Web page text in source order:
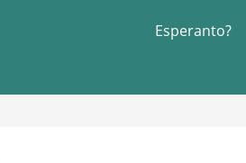
Esperanto?